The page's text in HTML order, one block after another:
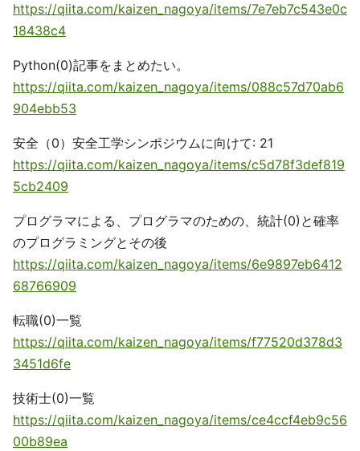
https://qiita.com/kaizen_nagoya/items/7e7eb7c543e0c
18438c4
Python(0)記事をまとめたい。
https://qiita.com/kaizen_nagoya/items/088c57d70ab6
904ebb53
安全（0）安全工学シンポジウムに向けて: 21
https://qiita.com/kaizen_nagoya/items/c5d78f3def819
5cb2409
プログラマによる、プログラマのための、統計(0)と確率
のプログラミングとその後
https://qiita.com/kaizen_nagoya/items/6e9897eb6412
68766909
転職(0)一覧
https://qiita.com/kaizen_nagoya/items/f77520d378d3
3451d6fe
技術士(0)一覧
https://qiita.com/kaizen_nagoya/items/ce4ccf4eb9c56
00b89ea